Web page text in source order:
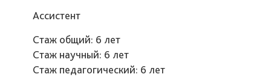
Ассистент
Стаж общий: 6 лет
Стаж научный: 6 лет
Стаж педагогический: 6 лет